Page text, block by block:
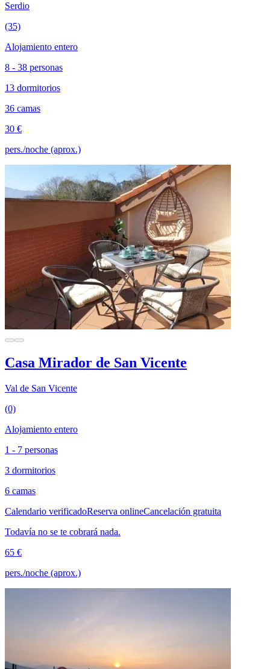
Serdio
(35)
Alojamiento entero
8 - 38 personas
13 dormitorios
36 camas
30 €
pers./noche (aprox.)
Casa Mirador de San Vicente
Val de San Vicente
(0)
Alojamiento entero
1 - 7 personas
3 dormitorios
6 camas
Calendario verificadoReserva onlineCancelación gratuita
Todavía no se te cobrará nada.
65 €
pers./noche (aprox.)